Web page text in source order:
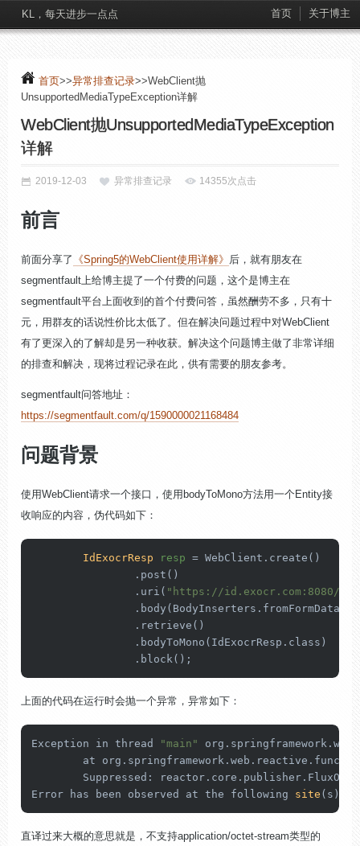
KL，每天进步一点点 首页 关于博主
首页>>异常排查记录>>WebClient抛
UnsupportedMediaTypeException详解
WebClient抛UnsupportedMediaTypeException
详解
2019-12-03 异常排查记录 14355次点击
前言
前面分享了 《Spring5的WebClient使用详解》 后，就有朋友在
segmentfault上给博主提了一个付费的问题，这个是博主在
segmentfault平台上面收到的首个付费问答，虽然酬劳不多，只有十
元，用群友的话说性价比太低了。但在解决问题过程中对WebClient
有了更深入的了解却是另一种收获。解决这个问题博主做了非常详细
的排查和解决，现将过程记录在此，供有需要的朋友参考。
segmentfault问答地址：
https://segmentfault.com/q/1590000021168484
问题背景
使用WebClient请求一个接口，使用bodyToMono方法用一个Entity接
收响应的内容，伪代码如下：
IdExocrResp resp = WebClient.create()
                .post()
                .uri(
"https://id.exocr.com:8080/
                .retrieve()
                .bodyToMono(IdExocrResp.class)
                .block();
上面的代码在运行时会抛一个异常，异常如下：
Exception in thread "main"
at
Error has been observed at the following site (s)
直译过来大概的意思就是，不支持application/octet-stream类型的